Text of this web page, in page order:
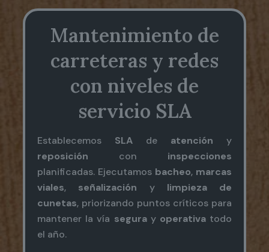
Mantenimiento de
carreteras y redes
con niveles de
servicio SLA
Establecemos SLAde atención y
reposición con inspecciones
planificadas. Ejecutamos bacheo, marcas
viales, señalización y limpieza de
cunetas, priorizando puntos críticos para
mantener la vía seguray operativatodo
el año.